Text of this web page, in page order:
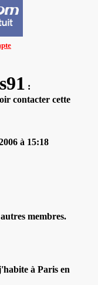
:
contacter cette
à 15:18
membres.
à Paris en